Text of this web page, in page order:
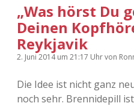
„Was hörst Du
Deinen
Reykjavik
2. Juni 2014um 21:17 Uhrvon
Die Idee ist nicht ganz
noch sehr. Brennidepill